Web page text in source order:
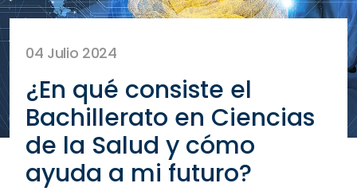
04 Julio 2024
¿En qué consiste el
Bachillerato en Ciencias
de la Salud y cómo
ayuda a mi futuro?